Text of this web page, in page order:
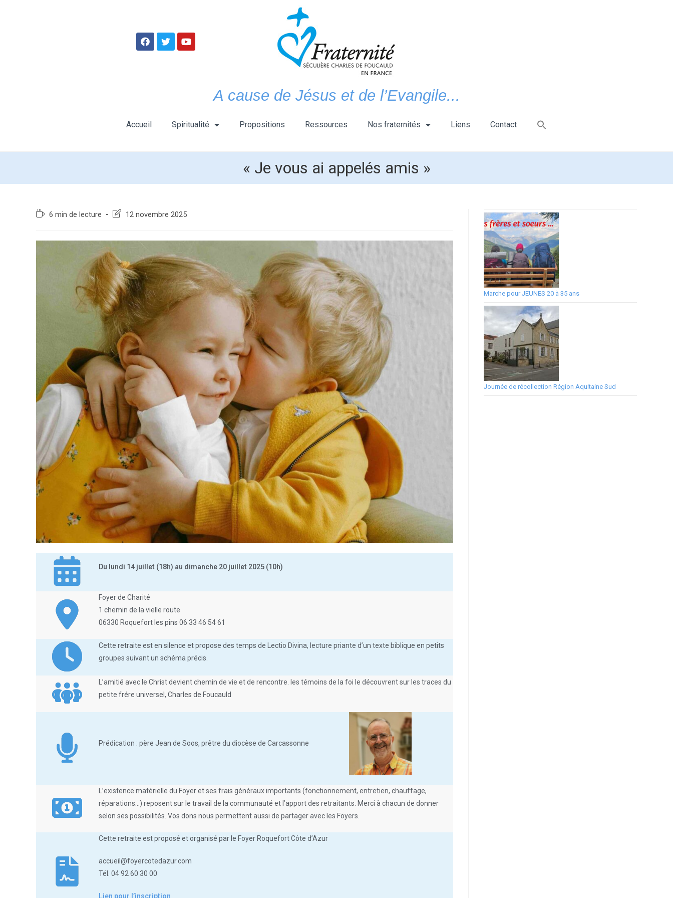
A cause de Jésus et de l’Evangile...
Accueil Spiritualité Propositions Ressources Nos fraternités Liens Contact
« Je vous ai appelés amis »
6 min de lecture 12 novembre 2025
Du lundi 14 juillet (18h) au dimanche 20 juillet 2025 (10h)
Foyer de Charité
1 chemin de la vielle route
06330 Roquefort les pins 06 33 46 54 61
Cette retraite est en silence et propose des temps de Lectio Divina, lecture priante d’un texte biblique en petits
groupes suivant un schéma précis.
L’amitié avec le Christ devient chemin de vie et de rencontre. les témoins de la foi le découvrent sur les traces du
petite frére universel, Charles de Foucauld
Prédication : père Jean de Soos, prêtre du diocèse de Carcassonne
L’existence matérielle du Foyer et ses frais généraux importants (fonctionnement, entretien, chauffage,
réparations…) reposent sur le travail de la communauté et l’apport des retraitants. Merci à chacun de donner
selon ses possibilités. Vos dons nous permettent aussi de partager avec les Foyers.
Cette retraite est proposé et organisé par le Foyer Roquefort Côte d’Azur
accueil@foyercotedazur.com
Tél. 04 92 60 30 00
Lien pour l’inscription
Marche pour JEUNES 20 à 35 ans
Journée de récollection Région Aquitaine Sud